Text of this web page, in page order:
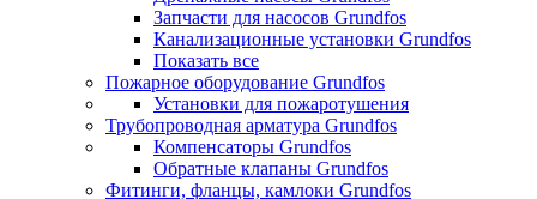
Запчасти для насосов Grundfos
Канализационные установки Grundfos
Показать все
Пожарное оборудование Grundfos
Установки для пожаротушения
Трубопроводная арматура Grundfos
Компенсаторы Grundfos
Обратные клапаны Grundfos
Фитинги, фланцы, камлоки Grundfos